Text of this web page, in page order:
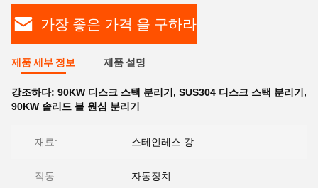
가장 좋은 가격 을 구하라
제품 세부 정보 제품 설명
강조하다: 90KW 디스크 스택 분리기 , SUS304 디스크 스택 분리기 ,
90KW 솔리드 볼 원심 분리기
재료: 스테인레스 강
작동: 자동장치